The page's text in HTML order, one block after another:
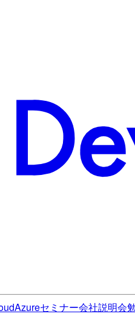
Azureセミナー会社説明会